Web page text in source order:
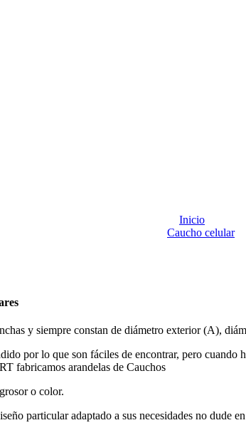
Inicio
Caucho celular
y siempre constan de diámetro exterior (A),
por lo que son fáciles de encontrar, pero cuando
fabricamos arandelas de Cauchos
o color.
particular adaptado a sus necesidades no dude